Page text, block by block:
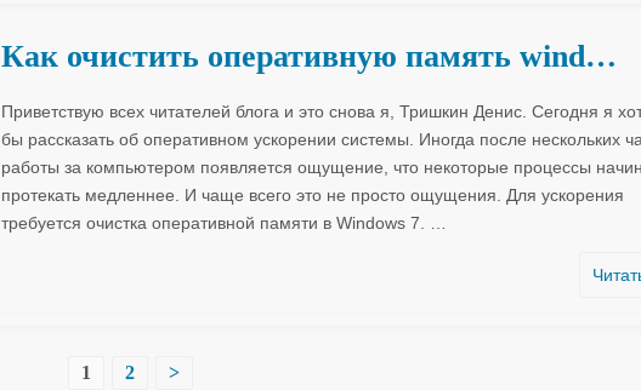
Как очистить оперативную память wind…
Приветствую всех читателей блога и это снова я, Тришкин Денис. Сегодня я
бы рассказать об оперативном ускорении системы. Иногда после нескольких
работы за компьютером появляется ощущение, что некоторые процессы
протекать медленнее. И чаще всего это не просто ощущения. Для ускорения
требуется очистка оперативной памяти в Windows 7.
1 2 >